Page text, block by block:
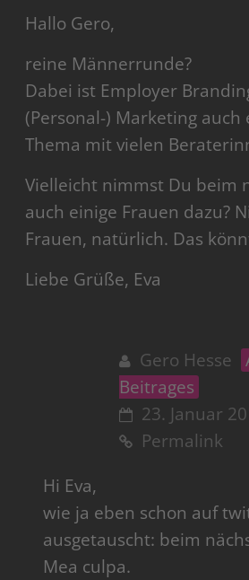
Hallo Gero,
reine Männerrunde?
Dabei ist Employer
(Personal-) Marketing auch
Thema mit vielen
Vielleicht nimmst Du beim
auch einige Frauen dazu?
Frauen, natürlich. Das
Liebe Grüße, Eva
Gero Hesse
Beitrages
23. Januar
Permalink
Hi Eva,
wie ja eben schon auf
ausgetauscht: beim
Mea culpa.